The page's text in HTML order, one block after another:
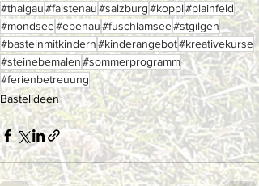
#thalgau#faistenau#salzburg#koppl#plainfeld
#mondsee#ebenau#fuschlamsee#stgilgen
#bastelnmitkindern#kinderangebot#kreativekurse
#steinebemalen#sommerprogramm
#ferienbetreuung
Bastelideen